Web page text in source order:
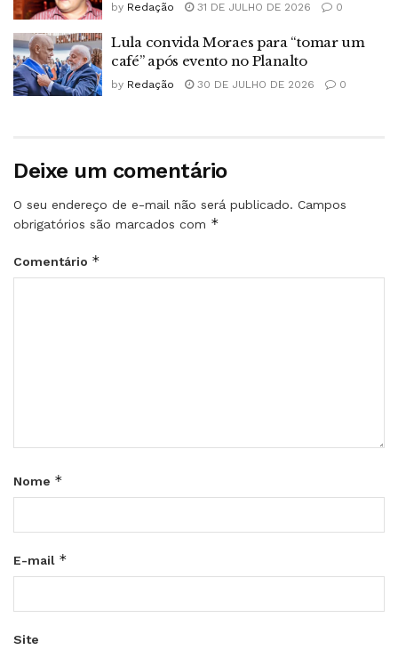
by Redação 31 DE JULHO DE 2026 0
Lula convida Moraes para “tomar um
café” após evento no Planalto
by Redação 30 DE JULHO DE 2026 0
Deixe um comentário
O seu endereço de e-mail não será publicado. Campos
obrigatórios são marcados com *
Comentário *
Nome *
E-mail *
Site